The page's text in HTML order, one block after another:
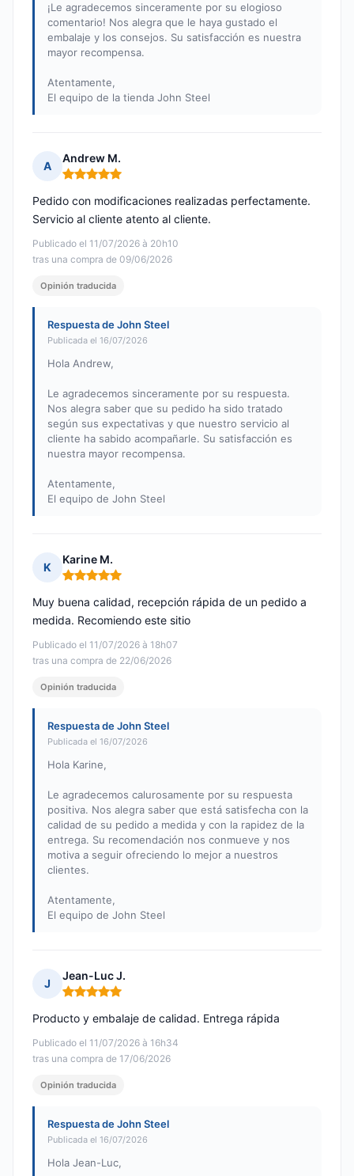
¡Le agradecemos sinceramente por su elogioso
comentario! Nos alegra que le haya gustado el
embalaje y los consejos. Su satisfacción es nuestra
mayor recompensa.
Atentamente,
El equipo de la tienda John Steel
A
Andrew M.
Nota: 5 de 5
Publicado el 11/07/2026 à 20h10
tras una compra de 09/06/2026
Pedido con modificaciones realizadas perfectamente.
Servicio al cliente atento al cliente.
Opinión traducida
Respuesta de John Steel
Publicada el 16/07/2026
Hola Andrew,
Le agradecemos sinceramente por su respuesta.
Nos alegra saber que su pedido ha sido tratado
según sus expectativas y que nuestro servicio al
cliente ha sabido acompañarle. Su satisfacción es
nuestra mayor recompensa.
Atentamente,
El equipo de John Steel
K
Karine M.
Nota: 5 de 5
Publicado el 11/07/2026 à 18h07
tras una compra de 22/06/2026
Muy buena calidad, recepción rápida de un pedido a
medida. Recomiendo este sitio
Opinión traducida
Respuesta de John Steel
Publicada el 16/07/2026
Hola Karine,
Le agradecemos calurosamente por su respuesta
positiva. Nos alegra saber que está satisfecha con la
calidad de su pedido a medida y con la rapidez de la
entrega. Su recomendación nos conmueve y nos
motiva a seguir ofreciendo lo mejor a nuestros
clientes.
Atentamente,
El equipo de John Steel
J
Jean-Luc J.
Nota: 5 de 5
Publicado el 11/07/2026 à 16h34
tras una compra de 17/06/2026
Producto y embalaje de calidad. Entrega rápida
Opinión traducida
Respuesta de John Steel
Publicada el 16/07/2026
Hola Jean-Luc,